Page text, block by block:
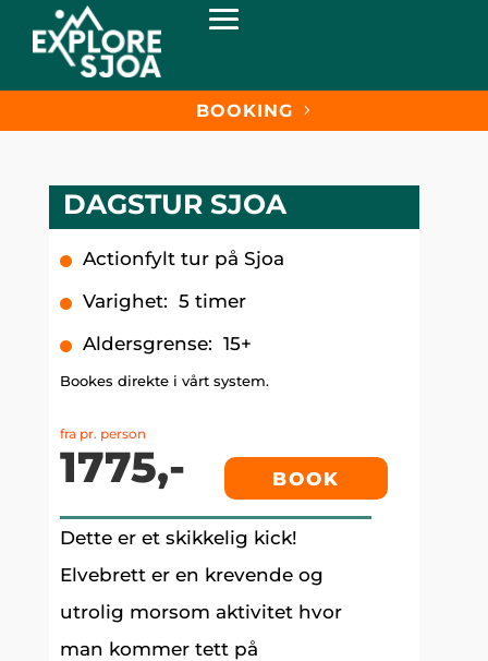
BOOKING
DAGSTUR SJOA
Actionfylt tur på Sjoa
Varighet: 5 timer
Aldersgrense: 15+
Bookes direkte i vårt system.
fra pr. person
1775,- BOOK
Dette er et skikkelig kick!
Elvebrett er en krevende og
utrolig morsom aktivitet hvor
man kommer tett på